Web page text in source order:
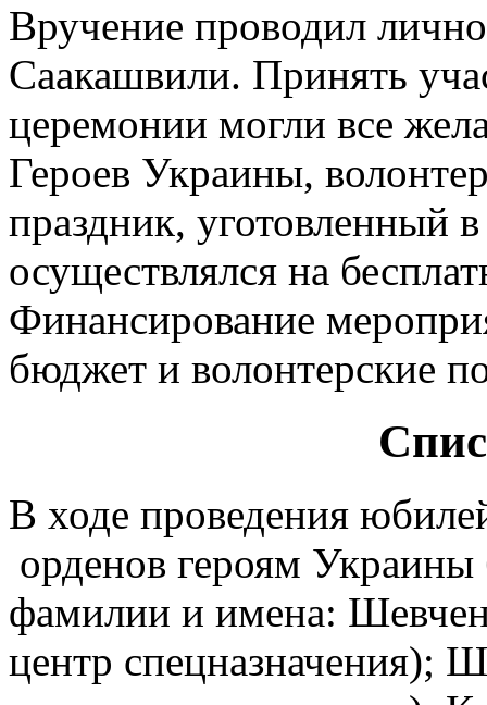
Вручение проводил
Саакашвили. Принять
церемонии могли все
Героев Украины,
праздник, уготовленный
осуществлялся на
Финансирование
бюджет и волонтерские
В ходе проведения
орденов героям
фамилии и имена:
центр спецназначения);